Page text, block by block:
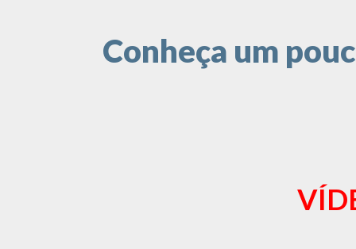
Conheça um